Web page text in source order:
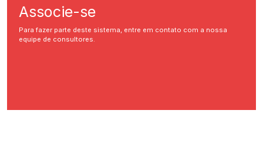
Associe-se
Para fazer parte deste sistema, entre em contato com a nossa
equipe de consultores.